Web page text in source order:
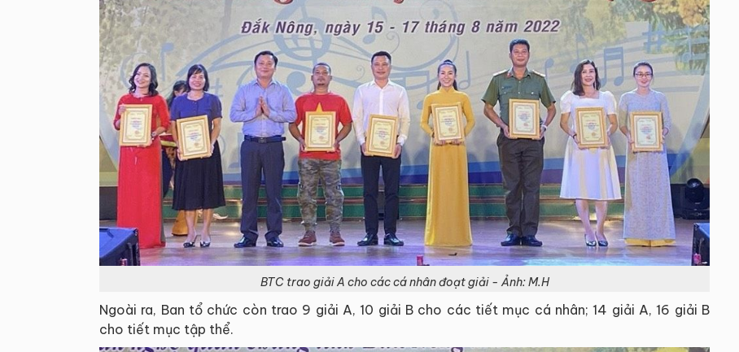
BTC trao giải A cho các cá nhân đoạt giải - Ảnh: M.H
Ngoài ra, Ban tổ chức còn trao 9 giải A, 10 giải B cho các tiết mục cá nhân; 14 giải A, 16 giải B
cho tiết mục tập thể.